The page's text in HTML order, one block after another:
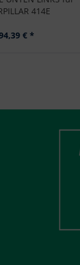
414E
€ *